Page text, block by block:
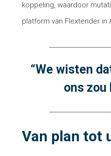
koppeling, waardoor
platform van Flextender in
“We wisten
ons zou
Van plan tot